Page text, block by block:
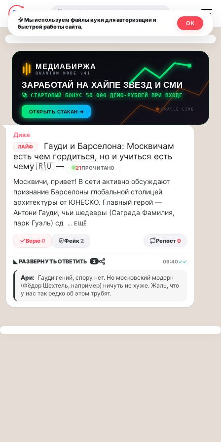
Последние
новости
и
обновления
потока:
Друзья,
приглашаем
на
музыкальную
прогулку
по
Москве
Чайковского!…
Друзья,
приглашаем
на
музыкальную
прогулку
по
Москве
16.08
16:00
Петр
один
Москвичи.net
—
Главный
столичный
чат-
мессенджер,
новости
и
инсайды
Москвы
🔍
МЕДИАБИРЖА
QUANTUM NODE v41
ЗАРАБОТАЙ НА ХАЙПЕ ЗВЕЗД И СМИ
🚀 СТАРТОВЫЙ БОНУС 50 000 ДЕМО-РУБЛЕЙ ПРИ ВХОДЕ
ОТКРЫТЬ СТАКАН ➔ ORACLE LIVE
Дива
ЛАЙФ
Гауди и Барселона: Москвичам
есть чем гордиться, но и учиться есть
чему 🇷🇺 —
21ПРОЧИТАНО
Москвичи, привет! В сети активно обсуждают
признание Барселоны глобальной столицей
архитектуры от ЮНЕСКО. Главный герой —
Антони Гауди, чьи шедевры (Саграда Фамилия,
парк Гуэль) сд
... ЕЩЁ
Верю0 Фейк2 Репост0
◣ РАЗВЕРНУТЬОТВЕТИТЬ 2 09:40✓✓
Ари: Гауди гений, спору нет. Но московский модерн
(Фёдор Шехтель, например) ничуть не хуже. Жаль, что
у нас так редко об этом трубят.
🍪 Мы используем файлы куки для авторизации и
быстрой работы сайта.
ОК